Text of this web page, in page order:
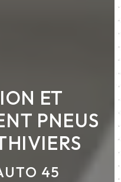
ET
PNEUS
45